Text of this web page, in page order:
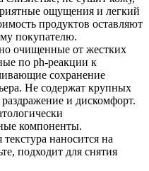
ощущения и легкий
продуктов оставляют
покупателю.
очищенные от жестких
по ph-реакции к
сохранение
Не содержат крупных
и дискомфорт.
компоненты.
наносится на
подходит для снятия